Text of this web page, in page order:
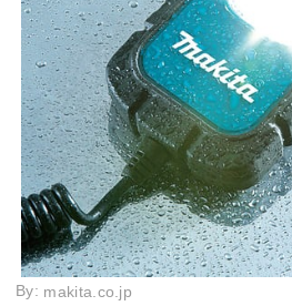
By: makita.co.jp